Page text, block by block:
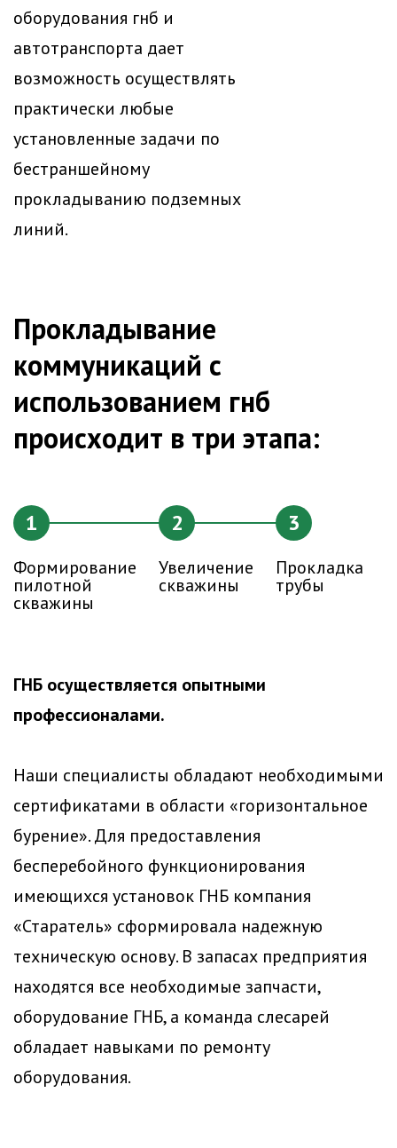
оборудования гнб и
автотранспорта дает
возможность осуществлять
практически любые
установленные задачи по
бестраншейному
прокладыванию подземных
линий.
Прокладывание
коммуникаций с
использованием гнб
происходит в три этапа:
1
Формирование
пилотной
скважины
2
Увеличение
скважины
3
Прокладка
трубы
ГНБ осуществляется опытными
профессионалами.
Наши специалисты обладают необходимыми
сертификатами в области «горизонтальное
бурение». Для предоставления
бесперебойного функционирования
имеющихся установок ГНБ компания
«Старатель» сформировала надежную
техническую основу. В запасах предприятия
находятся все необходимые запчасти,
оборудование ГНБ, а команда слесарей
обладает навыками по ремонту
оборудования.